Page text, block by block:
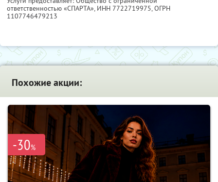
ответственностью «СПАРТА», ИНН 7722719975, ОГРН
1107746479213
Похожие акции:
-30%